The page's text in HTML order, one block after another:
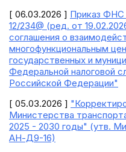
[ 06.03.2026 ] Приказ ФНС
12/234@ (ред. от
соглашения о
многофункциональным
государственных и
Федеральной налоговой
Российской Федерации"
[ 05.03.2026 ]
Министерства
2025 - 2030 годы" (утв.
АН-Д9-16)